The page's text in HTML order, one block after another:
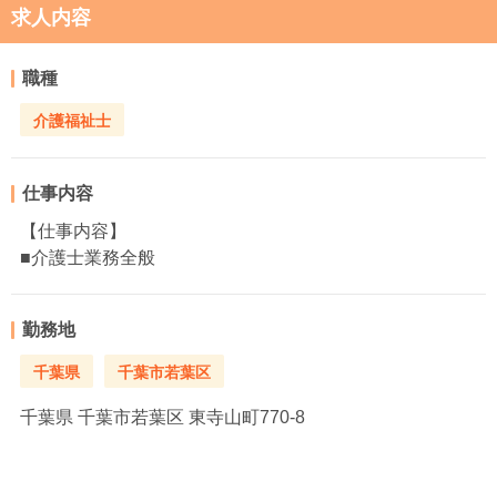
求人内容
職種
介護福祉士
仕事内容
【仕事内容】
■介護士業務全般
勤務地
千葉県 千葉市若葉区
千葉県 千葉市若葉区 東寺山町770-8